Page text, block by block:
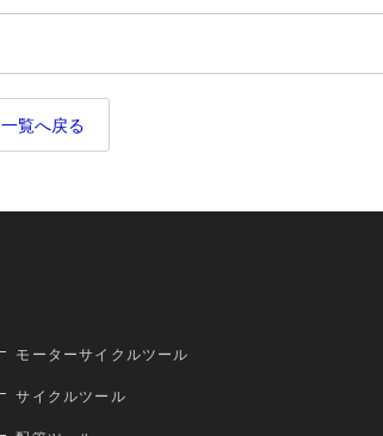
一覧へ戻る
モーターサイクルツール
サイクルツール